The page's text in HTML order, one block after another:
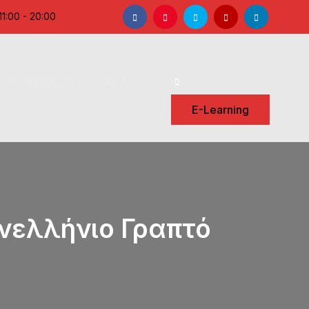
- 20:00 FacebookInstagramTwitter YouTubeLinkedIn
E-Learning
Γραπτό